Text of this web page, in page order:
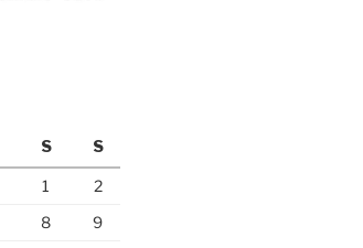
S S
1
2
8
9